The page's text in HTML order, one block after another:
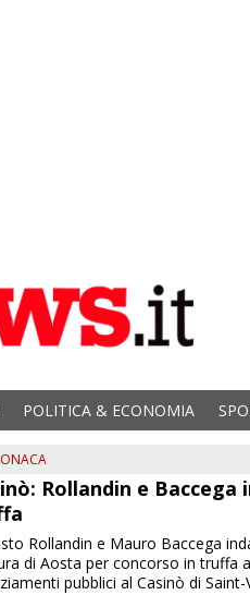
POLITICA & ECONOMIA
Rollandin e
Rollandin e Mauro Baccega
di Aosta per concorso in truffa
pubblici al Casinò di Saint-